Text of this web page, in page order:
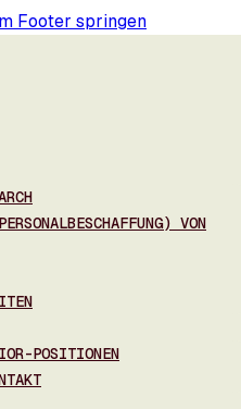
Footer springen
VON
POSITIONEN